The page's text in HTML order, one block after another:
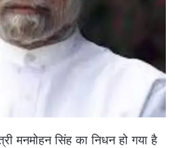
मनमोहन सिंह का निधन हो गया है